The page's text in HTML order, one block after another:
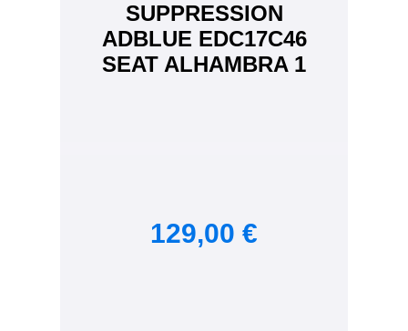
SUPPRESSION
ADBLUE EDC17C46
SEAT ALHAMBRA 1
129,00 €